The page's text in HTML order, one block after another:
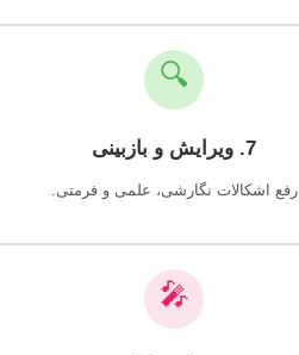
🔍
7. ویرایش و بازبینی
رفع اشکالات نگارشی، علمی و فرمتی.
🎤